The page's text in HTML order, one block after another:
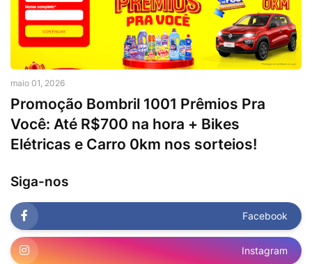
maio 01, 2026
Promoção Bombril 1001 Prêmios Pra
Você: Até R$700 na hora + Bikes
Elétricas e Carro 0km nos sorteios!
Siga-nos
Facebook
Instagram